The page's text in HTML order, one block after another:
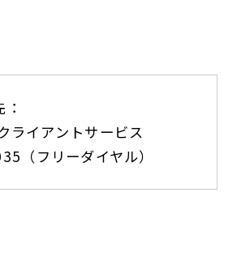
ライアントサービス
（フリーダイヤル）